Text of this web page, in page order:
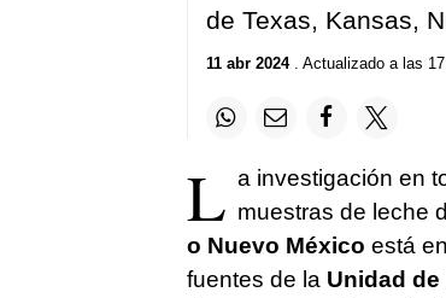
de Texas, Kansas,
11 abr 2024. Actualizado a las
L a investigación en
muestras de leche
o Nuevo México está
fuentes de la Unidad